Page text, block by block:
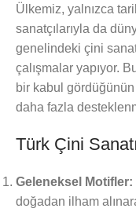
Ülkemiz, yalnızca
sanatçılarıyla da
genelindeki çini
çalışmalar yapıyor.
bir kabul gördüğünün
daha fazla
Türk Çini
Geleneksel Motifler:
doğadan ilham